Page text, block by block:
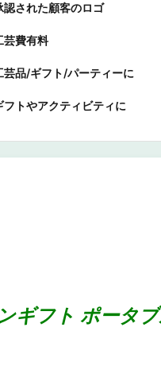
認された顧客のロゴ
芸費有料
芸品/ギフト/パーティーに
フトやアクティビティに
ギフト ポータ